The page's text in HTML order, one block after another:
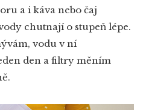
a i káva nebo čaj
chutnají o stupeň lépe.
vodu v ní
den a filtry měním